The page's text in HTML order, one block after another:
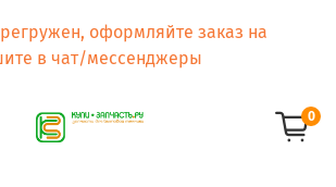
оформляйте заказ на
в чат/мессенджеры
0